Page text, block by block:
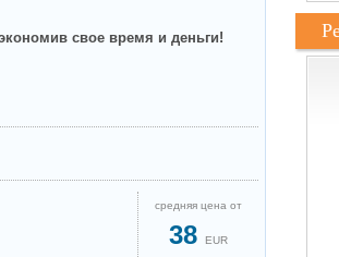
свое время и деньги!
средняя цена от
38 EUR